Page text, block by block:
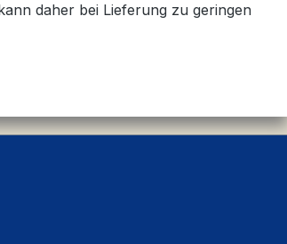
daher bei Lieferung zu geringen